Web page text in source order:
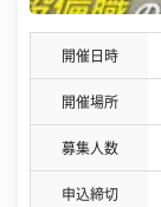
開催日時
開催場所
募集人数
申込締切